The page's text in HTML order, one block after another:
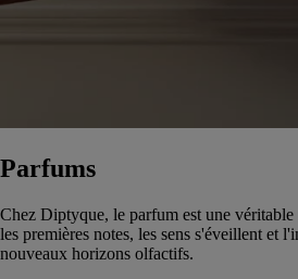
Parfums
Chez Diptyque, le parfum est une
les premières notes, les sens s'éveillent et
nouveaux horizons olfactifs.